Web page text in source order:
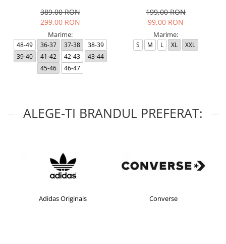
389,00 RON
299,00 RON
Marime:
48-49 36-37 37-38
38-39
39-40
41-42 42-43
43-44
45-46
46-47
199,00 RON
99,00 RON
Marime:
S M L XL XXL
ALEGE-TI BRANDUL PREFERAT:
Converse crocs